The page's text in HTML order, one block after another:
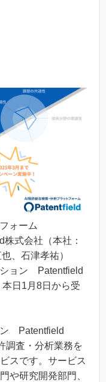
ォーム
式会社（本社：
、石津孝祐）
ション Patentfield
日1月8日から受
ン Patentfield
調査・分析業務を
スです。サービス
や研究開発部門、